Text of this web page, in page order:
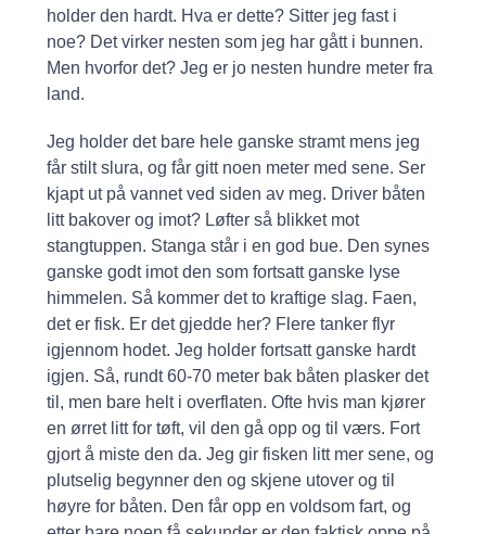
holder den hardt. Hva er dette? Sitter jeg fast i
noe? Det virker nesten som jeg har gått i bunnen.
Men hvorfor det? Jeg er jo nesten hundre meter fra
land.
Jeg holder det bare hele ganske stramt mens jeg
får stilt slura, og får gitt noen meter med sene. Ser
kjapt ut på vannet ved siden av meg. Driver båten
litt bakover og imot? Løfter så blikket mot
stangtuppen. Stanga står i en god bue. Den synes
ganske godt imot den som fortsatt ganske lyse
himmelen. Så kommer det to kraftige slag. Faen,
det er fisk. Er det gjedde her? Flere tanker flyr
igjennom hodet. Jeg holder fortsatt ganske hardt
igjen. Så, rundt 60-70 meter bak båten plasker det
til, men bare helt i overflaten. Ofte hvis man kjører
en ørret litt for tøft, vil den gå opp og til værs. Fort
gjort å miste den da. Jeg gir fisken litt mer sene, og
plutselig begynner den og skjene utover og til
høyre for båten. Den får opp en voldsom fart, og